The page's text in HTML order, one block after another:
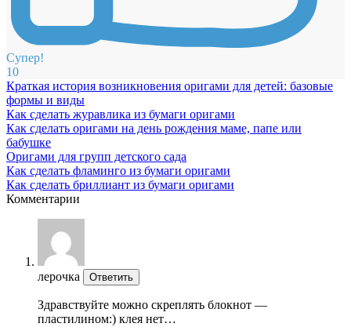
Супер!
10
Краткая история возникновения оригами для детей: базовые
формы и виды
Как сделать журавлика из бумаги оригами
Как сделать оригами на день рождения маме, папе или
бабушке
Оригами для групп детского сада
Как сделать фламинго из бумаги оригами
Как сделать бриллиант из бумаги оригами
Комментарии
лерочка Ответить
Здравствуйте можно скреплять блокнот —
пластилином:) клея нет…